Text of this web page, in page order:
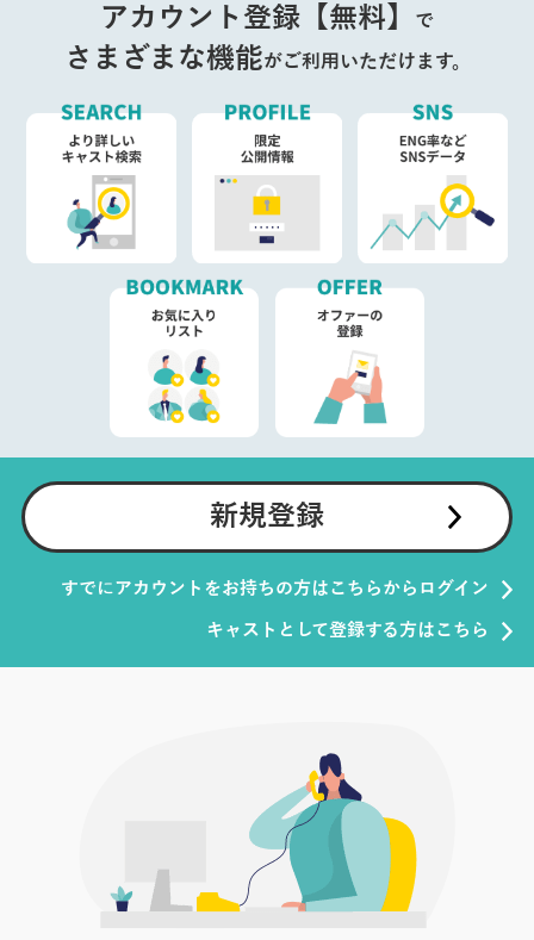
アカウント登録【無料】 で
さまざまな機能がご利用いただけます。
新規登録
すでにアカウントをお持ちの方はこちらからログイン
キャストとして登録する方はこちら